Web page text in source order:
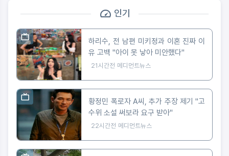
인기
하리수, 전 남편 미키정과 이혼 진짜 이
유 고백 "아이 못 낳아 미안했다"
21시간전 메디먼트뉴스
황정민 폭로자 A씨, 추가 주장 제기 "고
수위 소설 써보라 요구 받아"
22시간전 메디먼트뉴스